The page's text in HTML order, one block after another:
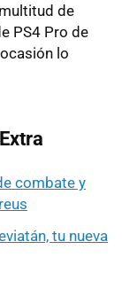
de
PS4 Pro de
lo
combate y
tu nueva